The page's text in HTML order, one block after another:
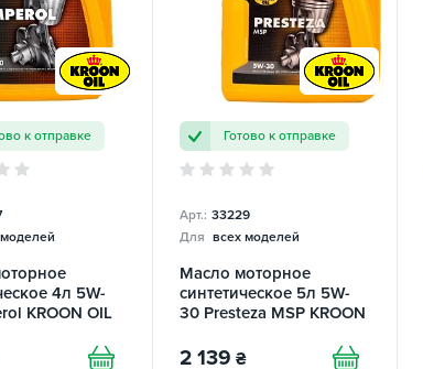
к отправке
4л 5W-
KROON OIL
Готово к отправке
Арт.: 33229
Для всех моделей
Масло моторное
синтетическое 5л 5W-
30 Presteza MSP KROON
2 139 ₴